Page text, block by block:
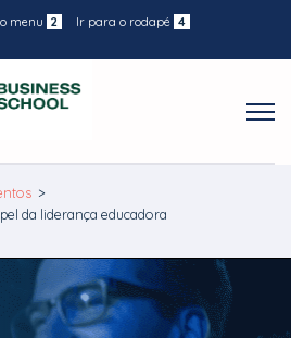
menu 2 Ir para o rodapé 4
>
da liderança educadora